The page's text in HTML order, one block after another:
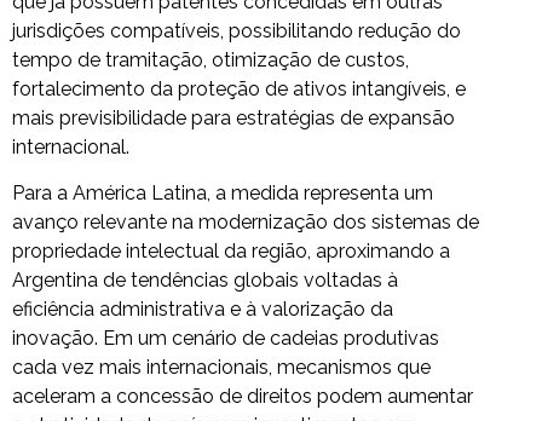
jurisdições compatíveis, possibilitando redução do
tempo de tramitação, otimização de custos,
fortalecimento da proteção de ativos intangíveis, e
mais previsibilidade para estratégias de expansão
internacional.
Para a América Latina, a medida representa um
avanço relevante na modernização dos sistemas de
propriedade intelectual da região, aproximando a
Argentina de tendências globais voltadas à
eficiência administrativa e à valorização da
inovação. Em um cenário de cadeias produtivas
cada vez mais internacionais, mecanismos que
aceleram a concessão de direitos podem aumentar